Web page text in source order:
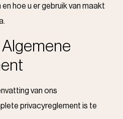
hoe u er gebruik van maakt
van ons
privacyreglement is te